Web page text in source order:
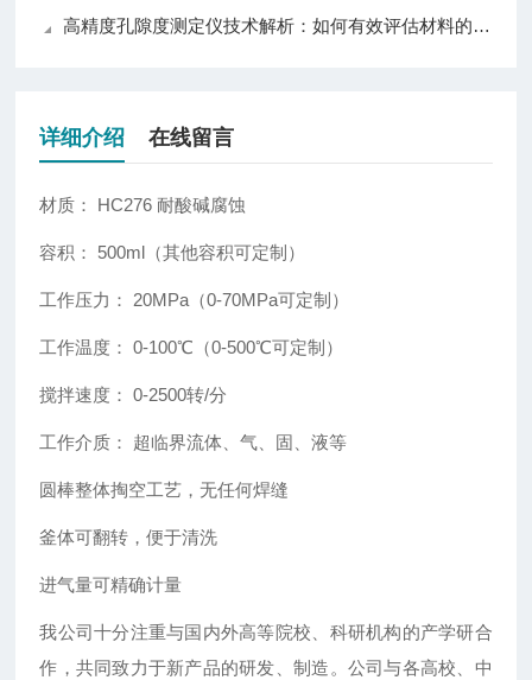
高精度孔隙度测定仪技术解析：如何有效评估材料的孔隙度与渗透性
详细介绍 在线留言
材质： HC276 耐酸碱腐蚀
容积： 500ml（其他容积可定制）
工作压力 ： 20MPa（0-70MPa可定制）
工作温度： 0-100℃（0-500℃可定制）
搅拌速度：0-2500转/分
工作介质： 超临界流体、气、固、液等
圆棒整体掏空工艺，无任何焊缝
釜体可翻转，便于清洗
进气量可精确计量
我公司十分注重与国内外高等院校、科研机构的产学研合
作，共同致力于新产品的研发、制造。公司与各高校、中